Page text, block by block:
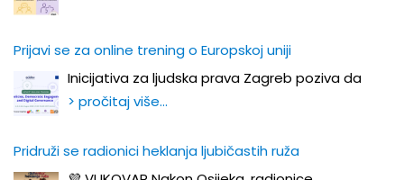
Prijavi se za online trening o Europskoj uniji
Inicijativa za ljudska prava Zagreb poziva da
> pročitaj više…
Pridruži se radionici heklanja ljubičastih ruža